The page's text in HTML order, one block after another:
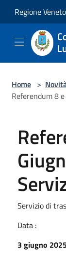
Regione Veneto
Home >
Referendum 8
Servizio di
Data :
3 giugno